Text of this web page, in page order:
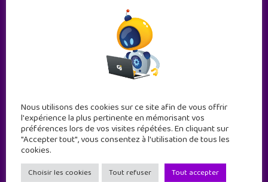
Geek Junior est le premier site de culture numérique
à destination des adolescents.
Nous utilisons des cookies sur ce site afin de vous offrir
l'expérience la plus pertinente en mémorisant vos
préférences lors de vos visites répétées. En cliquant sur
"Accepter tout", vous consentez à l'utilisation de tous les
cookies.
Choisir les cookies Tout refuser Tout accepter